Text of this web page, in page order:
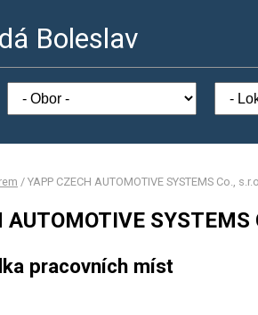
Boleslav
/ YAPP CZECH AUTOMOTIVE SYSTEMS Co.,
AUTOMOTIVE SYSTEMS
pracovních míst